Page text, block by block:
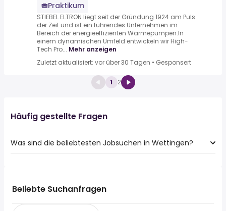
Praktikum
STIEBEL ELTRON liegt seit der Gründung 1924 am Puls
der Zeit und ist ein führendes Unternehmen im
Bereich der energieeffizienten Wärmepumpen.In
einem dynamischen Umfeld entwickeln wir High-
Tech Pro... Mehr anzeigen
Zuletzt aktualisiert: vor über 30 Tagen • Gesponsert
1 2
Häufig gestellte Fragen
Was sind die beliebtesten Jobsuchen in Wettingen?
produktionsmitarbeiter
Beliebte Suchanfragen